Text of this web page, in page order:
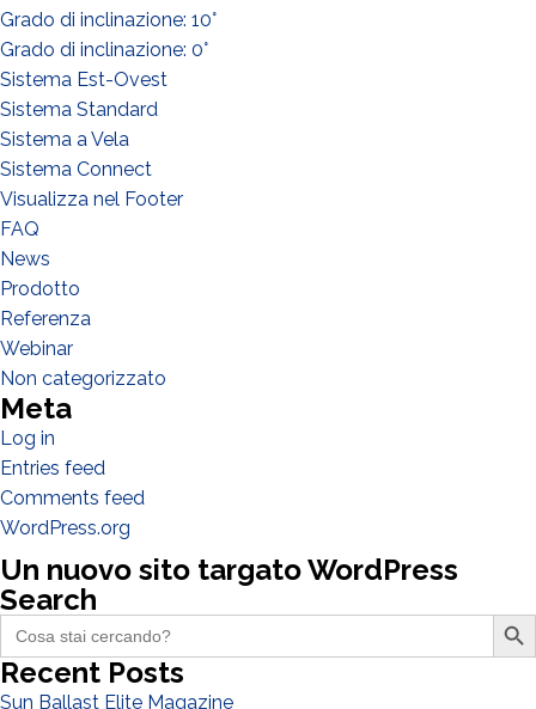
Grado di inclinazione: 10°
Grado di inclinazione: 0°
Sistema Est-Ovest
Sistema Standard
Sistema a Vela
Sistema Connect
Visualizza nel Footer
FAQ
News
Prodotto
Referenza
Webinar
Non categorizzato
Meta
Log in
Entries feed
Comments feed
WordPress.org
Un nuovo sito targato WordPress
Search
Search
for:
Search Button
Recent Posts
Sun Ballast Elite Magazine